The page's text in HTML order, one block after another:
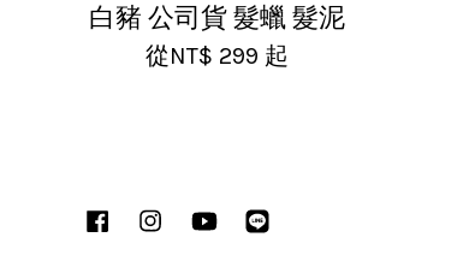
白豬 公司貨 髮蠟 髮泥
從NT$ 299 起
FacebookInstagramYouTube